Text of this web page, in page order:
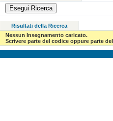
Risultati della Ricerca
Nessun Insegnamento caricato.
Scrivere parte del codice oppure parte